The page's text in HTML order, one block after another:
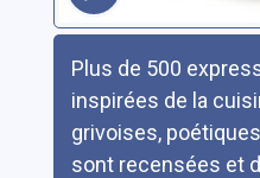
Plus de 500
inspirées de la
grivoises,
sont recensées et